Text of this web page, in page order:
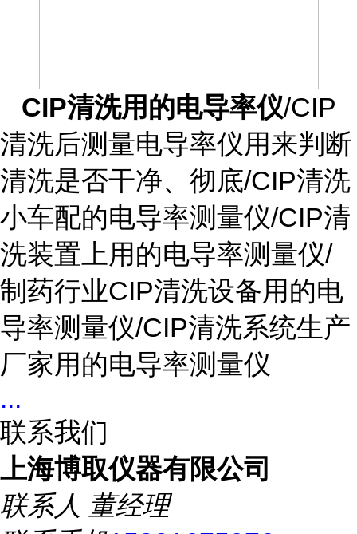
CIP清洗用的电导率仪/CIP
清洗后测量电导率仪用来判断
清洗是否干净、彻底/CIP清洗
小车配的电导率测量仪/CIP清
洗装置上用的电导率测量仪/
制药行业CIP清洗设备用的电
导率测量仪/CIP清洗系统生产
厂家用的电导率测量仪
...
联系我们
上海博取仪器有限公司
联系人 董经理